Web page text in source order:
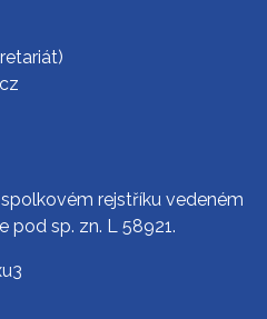
rejstříku vedeném
pod sp. zn. L 58921.